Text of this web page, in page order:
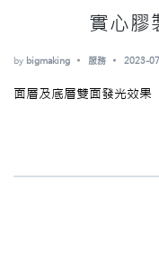
實心膠
by bigmaking 服務 2023-
面層及底層雙面發光效果